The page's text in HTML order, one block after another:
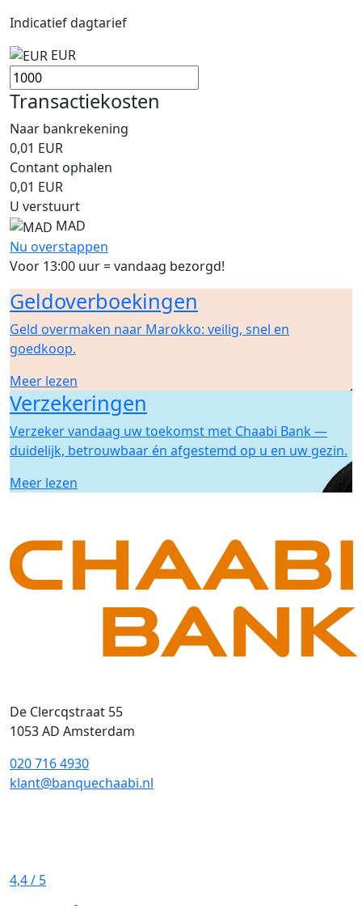
Indicatief dagtarief
EUR
Transactiekosten
Naar bankrekening
0,01 EUR
Contant ophalen
0,01 EUR
U verstuurt
MAD
Nu overstappen
Voor 13:00 uur = vandaag bezorgd!
Geldoverboekingen
Geld overmaken naar Marokko: veilig, snel en
goedkoop.
Meer lezen
Verzekeringen
Verzeker vandaag uw toekomst met Chaabi Bank —
duidelijk, betrouwbaar én afgestemd op u en uw gezin.
Meer lezen
De Clercqstraat 55
1053 AD Amsterdam
020 716 4930
klant@banquechaabi.nl
4,4/ 5